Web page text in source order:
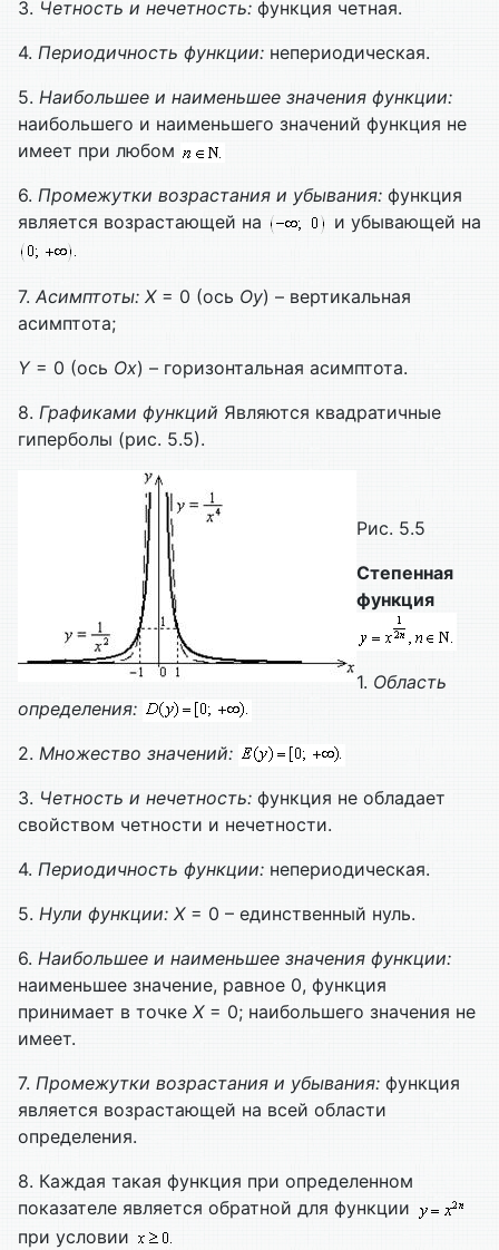
3. Четность и нечетность: функция четная.
4. Периодичность функции: непериодическая.
5. Наибольшее и наименьшее значения функции:
наибольшего и наименьшего значений функция не
имеет при любом
6. Промежутки возрастания и убывания: функция
является возрастающей на
и убывающей на
7.Асимптоты: X= 0 (ось Оу) – вертикальная
асимптота;
Y= 0 (ось Ох) – горизонтальная асимптота.
8. Графиками функций Являются квадратичные
гиперболы (рис. 5.5).
Рис. 5.5
Степенная
функция
1. Область
определения:
2. Множество значений:
3. Четность и нечетность: функция не обладает
свойством четности и нечетности.
4. Периодичность функции: непериодическая.
5. Нули функции: X= 0 – единственный нуль.
6. Наибольшее и наименьшее значения функции:
наименьшее значение, равное 0, функция
принимает в точке X = 0; наибольшего значения не
имеет.
7. Промежутки возрастания и убывания: функция
является возрастающей на всей области
определения.
8. Каждая такая функция при определенном
показателе является обратной для функции
при условии